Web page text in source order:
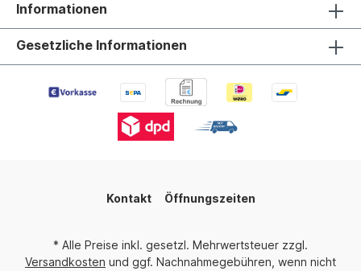
Informationen
Gesetzliche Informationen
Kontakt Öffnungszeiten
* Alle Preise inkl. gesetzl. Mehrwertsteuer zzgl.
Versandkosten und ggf. Nachnahmegebühren, wenn nicht